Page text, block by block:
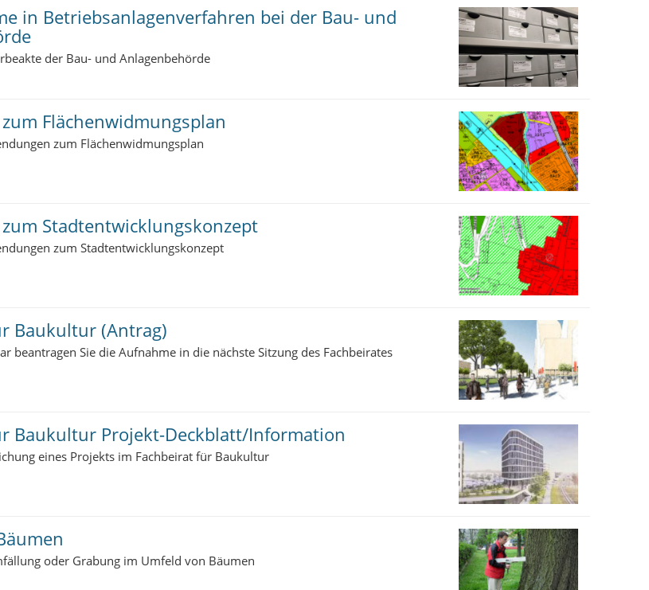
in Betriebsanlagenverfahren bei der Bau- und
der Bau- und Anlagenbehörde
Flächenwidmungsplan
zum Flächenwidmungsplan
Stadtentwicklungskonzept
zum Stadtentwicklungskonzept
Baukultur (Antrag)
beantragen Sie die Aufnahme in die nächste Sitzung des Fachbeirates
Baukultur Projekt-Deckblatt/Information
eines Projekts im Fachbeirat für Baukultur
oder Grabung im Umfeld von Bäumen